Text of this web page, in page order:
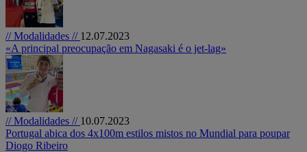
// Modalidades // 12.07.2023
«A principal preocupação em Nagasaki é o jet-lag»
// Modalidades // 10.07.2023
Portugal abica dos 4x100m estilos mistos no Mundial para poupar
Diogo Ribeiro